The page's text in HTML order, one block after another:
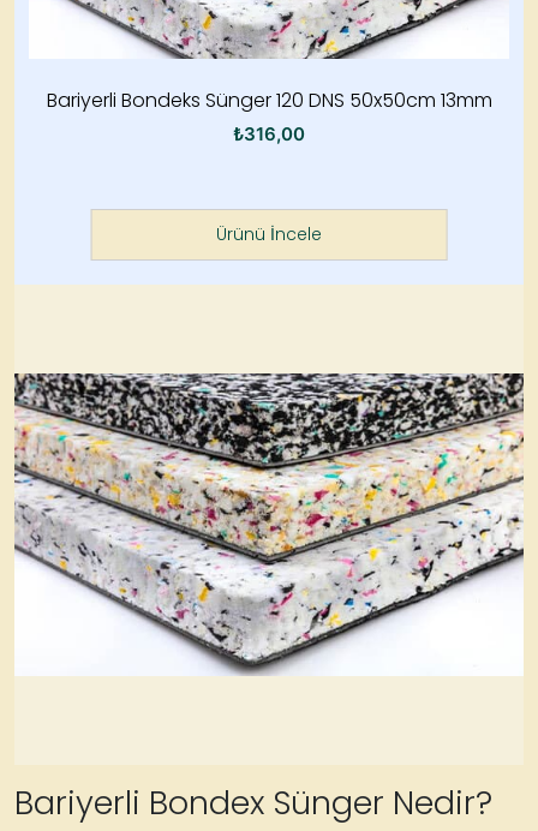
Bariyerli Bondeks Sünger 120 DNS 50x50cm 13mm
₺316,00
Ürünü İncele
Bariyerli Bondex Sünger Nedir?